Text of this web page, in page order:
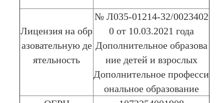
Лицензия на обр
азовательную де
ятельность
№ Л035-01214-32/0023402
0 от 10.03.2021 года
Дополнительное образова
ние детей и взрослых
Дополнительное професси
ональное образование